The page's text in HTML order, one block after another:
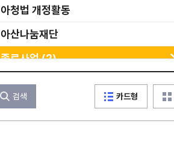
아청법 개정활동
아산나눔재단
종료사업 (2)
상담소 SNS(Stop N Start)
서울 성착취 피해 아동청소년 통합지원센
터
검색 카드형